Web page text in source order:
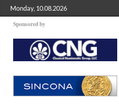
Monday, 10.08.2026
Sponsored by